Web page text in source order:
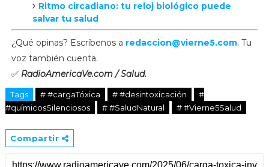
Ritmo circadiano: tu reloj biológico puede
salvar tu salud
¿Qué opinas? Escríbenos a redaccion@vierne5.com. Tu
voz también cuenta.
✅ RadioAmericaVe.com / Salud.
Tags # #cargaTóxica # #desintoxicación
#
#químicosSilenciosos
# #SaludNatural # #Vierne5Salud
Compartir